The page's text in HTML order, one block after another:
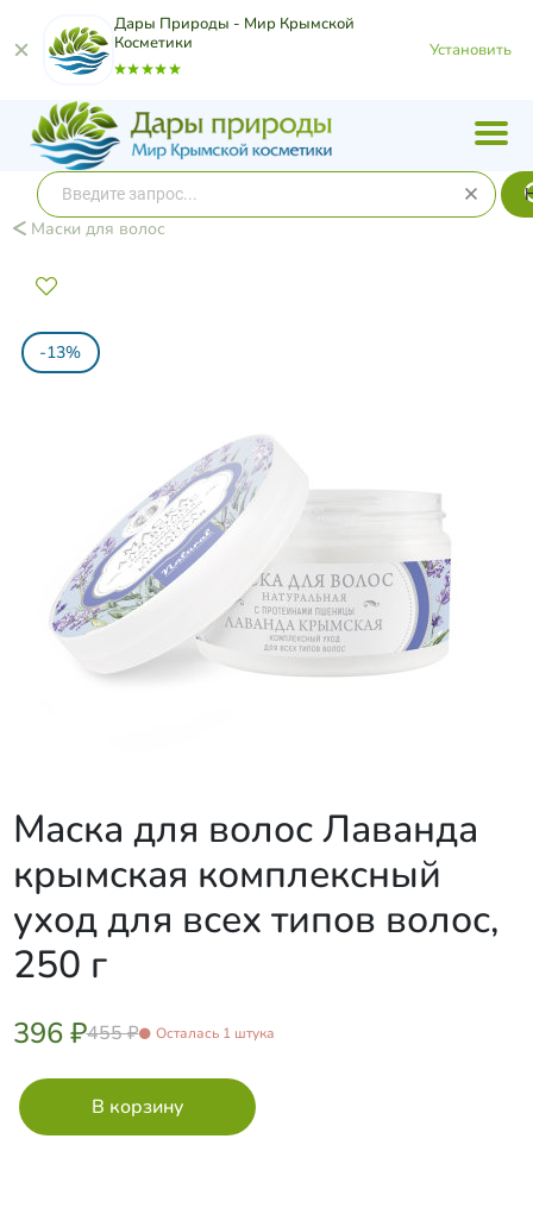
Дары Природы - Мир Крымской
Косметики
Установить
Маски для волос
-13%
Маска для волос Лаванда
крымская комплексный
уход для всех типов волос,
250 г
396 ₽455 ₽ Осталась 1 штука